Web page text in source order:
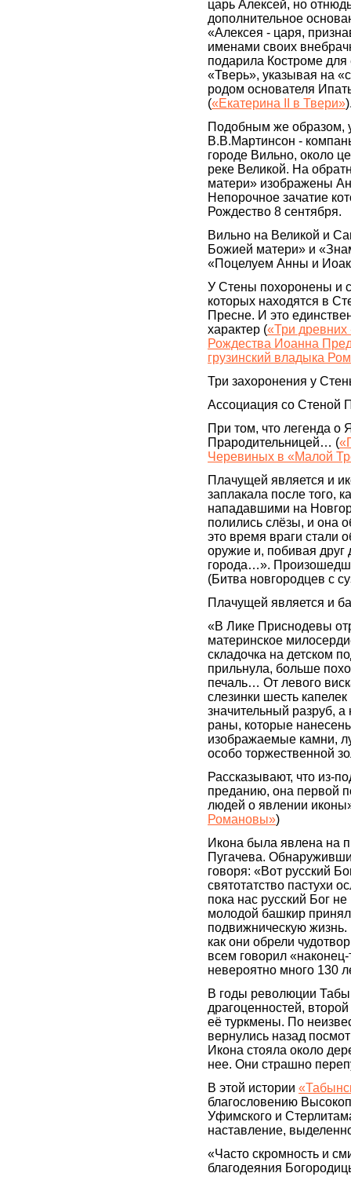
царь Алексей, но
дополнительное
«Алексея - царя,
именами своих
подарила Костроме
«Тверь», указывая на
родом основателя
(«Екатерина II в Твери»
Подобным же образом,
В.В.Мартинсон -
городе Вильно, около
реке Великой. На
матери» изображены
Непорочное зачатие
Рождество 8 сентября.
Вильно на Великой и
Божией матери» и
«Поцелуем Анны и
У Стены похоронены и
которых находятся в
Пресне. И это
характер («Три древних
Рождества Иоанна
грузинский владыка
Три захоронения у
Ассоциация со Стеной
При том, что легенда о
Прародительницей… (
Черевиных в «Малой
Плачущей является и
заплакала после того,
нападавшими на
полились слёзы, и она
это время враги стали
оружие и, побивая друг
города…».
(Битва новгородцев с
Плачущей является и
«В Лике Приснодевы
материнское
складочка на детском
прильнула, больше
печаль… От левого
слезинки шесть
значительный разруб,
раны, которые
изображаемые камни,
особо торжественной
Рассказывают, что из-
преданию, она первой
людей о явлении
Романовы»)
Икона была явлена на
Пугачева.
говоря: «Вот русский
святотатство пастухи
пока нас русский Бог
молодой башкир
подвижническую жизнь.
как они обрели
всем говорил
невероятно много 130
В годы революции
драгоценностей,
её туркмены. По
вернулись назад
Икона стояла около
нее. Они страшно
В этой истории
благословению
Уфимского и
наставление,
«Часто скромность и
благодеяния